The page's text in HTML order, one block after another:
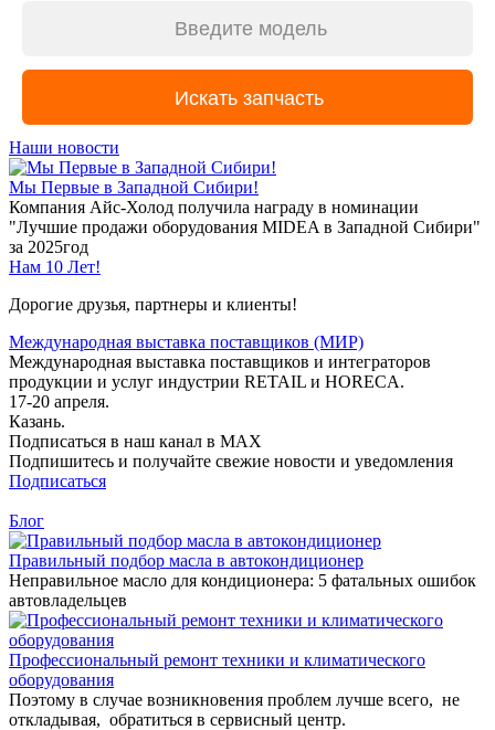
Наши новости
Мы Первые в Западной Сибири!
Компания Айс-Холод получила награду в номинации
"Лучшие продажи оборудования MIDEA в Западной Сибири"
за 2025год
Нам 10 Лет!
Дорогие друзья, партнеры и клиенты!
Международная выставка поставщиков (МИР)
Международная выставка поставщиков и интеграторов
продукции и услуг индустрии RETAIL и HORECA.
17-20 апреля.
Казань.
Подписаться в наш канал в MAX
Подпишитесь и получайте свежие новости и уведомления
Подписаться
Блог
Правильный подбор масла в автокондиционер
Неправильное масло для кондиционера: 5 фатальных ошибок
автовладельцев
Профессиональный ремонт техники и климатического
оборудования
Поэтому в случае возникновения проблем лучше всего, не
откладывая, обратиться в сервисный центр.